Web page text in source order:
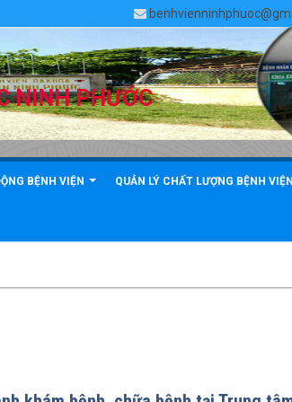
NINH PHƯỚC
BỆNH VIỆN QUẢN LÝ CHẤT LƯỢNG BỆNH VIỆN